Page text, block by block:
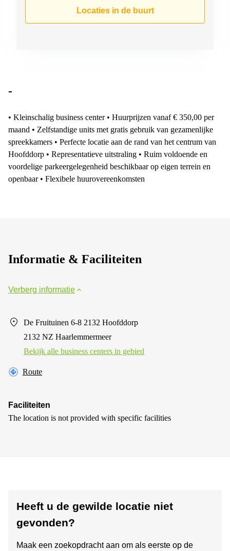
Kantoorruimte
Coworking
Haarlem
Kantoor
Huren
in
Hengelo
Locaties in de buurt
-
• Kleinschalig business center • Huurprijzen vanaf € 350,00 per
maand • Zelfstandige units met gratis gebruik van gezamenlijke
spreekkamers • Perfecte locatie aan de rand van het centrum van
Hoofddorp • Representatieve uitstraling • Ruim voldoende en
voordelige parkeergelegenheid beschikbaar op eigen terrein en
openbaar • Flexibele huurovereenkomsten
Informatie & Faciliteiten
Verberg informatie
De Fruituinen 6-8 2132 Hoofddorp
2132 NZ Haarlemmermeer
Bekijk alle business centers in gebied
Route
Faciliteiten
The location is not provided with specific facilities
Heeft u de gewilde locatie niet
gevonden?
Maak een zoekopdracht aan om als eerste op de